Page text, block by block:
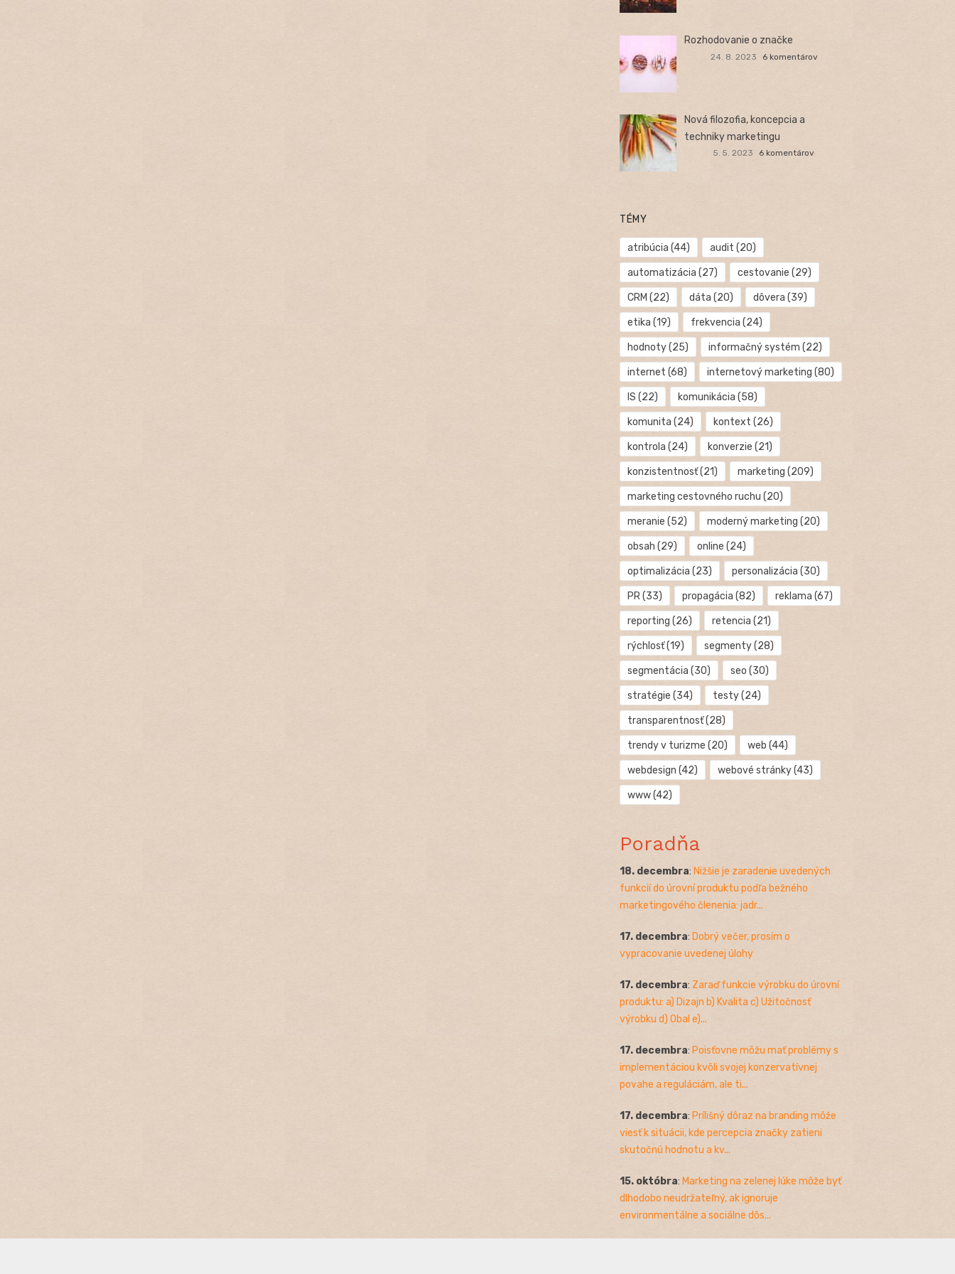
Rozhodovanie o značke
24. 8. 2023 6 komentárov
Nová filozofia, koncepcia a
techniky marketingu
5. 5. 2023 6 komentárov
TÉMY
atribúcia (44) audit (20)
automatizácia (27) cestovanie (29)
CRM (22) dáta (20) dôvera (39)
etika (19) frekvencia (24)
hodnoty(25) informačný systém (22)
internet (68) internetový marketing (80)
IS (22) komunikácia (58)
komunita (24) kontext (26)
kontrola (24) konverzie (21)
konzistentnosť(21) marketing (209)
marketing cestovného ruchu (20)
meranie (52) moderný marketing (20)
obsah (29) online (24)
optimalizácia (23) personalizácia (30)
PR(33) propagácia (82) reklama (67)
reporting (26) retencia (21)
rýchlosť(19) segmenty(28)
segmentácia (30) seo (30)
stratégie (34) testy(24)
transparentnosť(28)
trendy v turizme (20) web (44)
webdesign (42) webové stránky(43)
www(42)
Poradňa
18. decembra: Nižšie je zaradenie uvedených
funkcií do úrovní produktu podľa bežného
marketingového členenia: jadr...
17. decembra: Dobrý večer, prosím o
vypracovanie uvedenej úlohy
17. decembra: Zaraď funkcie výrobku do úrovní
produktu: a) Dizajn b) Kvalita c) Užitočnosť
výrobku d) Obal e)...
17. decembra: Poisťovne môžu mať problémy s
implementáciou kvôli svojej konzervatívnej
povahe a reguláciám, ale ti...
17. decembra: Prílišný dôraz na branding môže
viesť k situácii, kde percepcia značky zatieni
skutočnú hodnotu a kv...
15. októbra: Marketing na zelenej lúke môže byť
dlhodobo neudržateľný, ak ignoruje
environmentálne a sociálne dôs...